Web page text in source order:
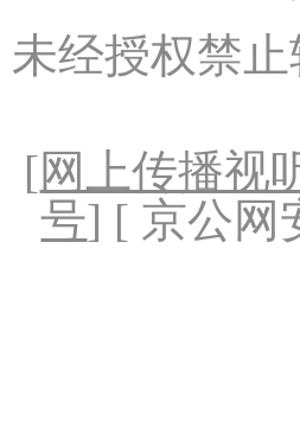
未经授权禁
[网上传播视
号] [ 京公网